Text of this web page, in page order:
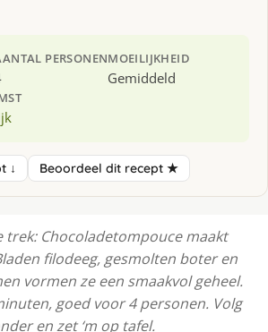
PERSONENMOEILIJKHEID
Gemiddeld
↓ Beoordeel dit recept ★
trek: Chocoladetompouce maakt
filodeeg, gesmolten boter en
vormen ze een smaakvol geheel.
goed voor 4 personen. Volg
en zet ‘m op tafel.